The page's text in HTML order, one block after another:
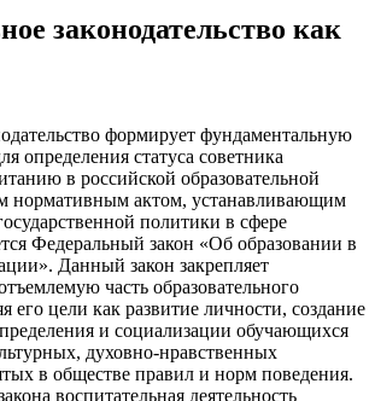
законодательство как
формирует фундаментальную
определения статуса советника
в российской образовательной
нормативным актом, устанавливающим
политики в сфере
Федеральный закон «Об образовании в
Данный закон закрепляет
часть образовательного
его цели как развитие личности, создание
и социализации обучающихся
духовно-нравственных
в обществе правил и норм поведения.
воспитательная деятельность